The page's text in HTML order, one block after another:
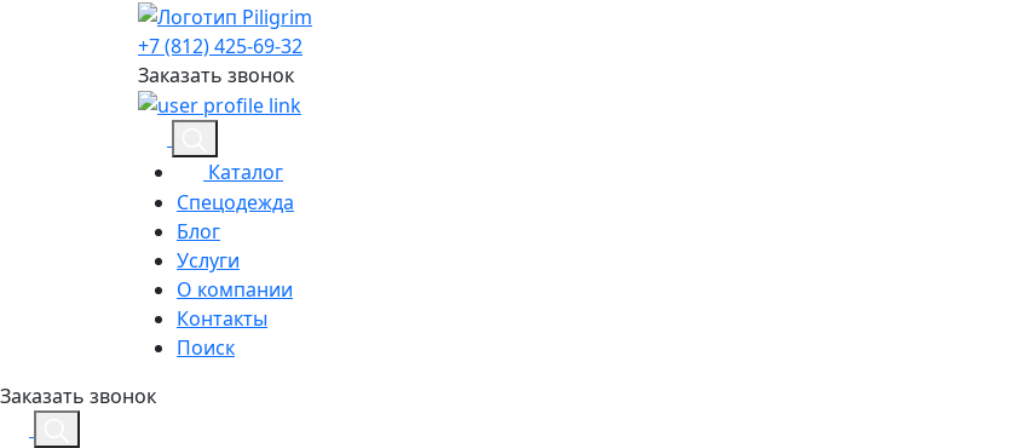
+7 (812) 425-69-32
Заказать звонок
Каталог
Спецодежда
Блог
Услуги
О компании
Контакты
Поиск
Заказать звонок